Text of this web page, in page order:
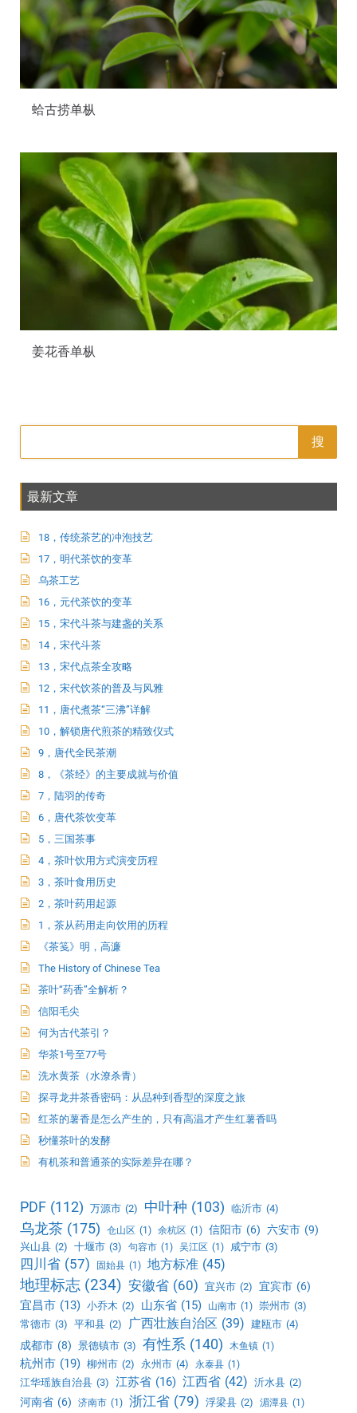
蛤古捞单枞
姜花香单枞
搜
最新文章
18，传统茶艺的冲泡技艺
17，明代茶饮的变革
乌茶工艺
16，元代茶饮的变革
15，宋代斗茶与建盏的关系
14，宋代斗茶
13，宋代点茶全攻略
12，宋代饮茶的普及与风雅
11，唐代煮茶“三沸”详解
10，解锁唐代煎茶的精致仪式
9，唐代全民茶潮
8，《茶经》的主要成就与价值
7，陆羽的传奇
6，唐代茶饮变革
5，三国茶事
4，茶叶饮用方式演变历程
3，茶叶食用历史
2，茶叶药用起源
1，茶从药用走向饮用的历程
《茶笺》明，高濂
The History of Chinese Tea
茶叶“药香”全解析？
信阳毛尖
何为古代茶引？
华茶1号至77号
洗水黄茶（水潦杀青）
探寻龙井茶香密码：从品种到香型的深度之旅
红茶的薯香是怎么产生的，只有高温才产生红薯香吗
秒懂茶叶的发酵
有机茶和普通茶的实际差异在哪？
PDF (112) 万源市 (2) 中叶种 (103) 临沂市 (4)
乌龙茶 (175) 仓山区 (1) 余杭区 (1) 信阳市 (6) 六安市 (9)
兴山县 (2) 十堰市 (3) 句容市 (1) 吴江区 (1) 咸宁市 (3)
四川省 (57) 固始县 (1) 地方标准 (45)
地理标志 (234) 安徽省 (60) 宜兴市 (2) 宜宾市 (6)
宜昌市 (13) 小乔木 (2) 山东省 (15) 山南市 (1) 崇州市 (3)
常德市 (3) 平和县 (2) 广西壮族自治区 (39) 建瓯市 (4)
成都市 (8) 景德镇市 (3) 有性系 (140) 木鱼镇 (1)
杭州市 (19) 柳州市 (2) 永州市 (4) 永泰县 (1)
江华瑶族自治县 (3) 江苏省 (16) 江西省 (42) 沂水县 (2)
河南省 (6) 济南市 (1) 浙江省 (79) 浮梁县 (2) 湄潭县 (1)